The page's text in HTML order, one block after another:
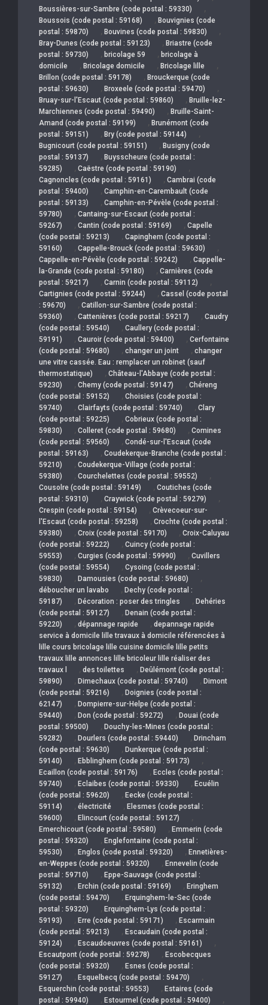
Boussières-sur-Sambre (code postal : 59330) ,
Boussois (code postal : 59168) , Bouvignies (code
postal : 59870)
, Bouvines (code postal : 59830) ,
Bray-Dunes (code postal : 59123) , Briastre (code
postal : 59730)
, bricolage 59 , bricolage à
domicile
, Bricolage domicile , Bricolage lille ,
Brillon (code postal : 59178) , Brouckerque (code
postal : 59630)
, Broxeele (code postal : 59470) ,
Bruay-sur-l'Escaut (code postal : 59860) , Bruille-lez-
Marchiennes (code postal : 59490)
, Bruille-Saint-
Amand (code postal : 59199)
, Brunémont (code
postal : 59151)
, Bry (code postal : 59144) ,
Bugnicourt (code postal : 59151) , Busigny (code
postal : 59137)
, Buysscheure (code postal :
59285)
, Caëstre (code postal : 59190) ,
Cagnoncles (code postal : 59161) , Cambrai (code
postal : 59400)
, Camphin-en-Carembault (code
postal : 59133)
, Camphin-en-Pévèle (code postal :
59780)
, Cantaing-sur-Escaut (code postal :
59267)
, Cantin (code postal : 59169) , Capelle
(code postal : 59213)
, Capinghem (code postal :
59160)
, Cappelle-Brouck (code postal : 59630) ,
Cappelle-en-Pévèle (code postal : 59242) , Cappelle-
la-Grande (code postal : 59180)
, Carnières (code
postal : 59217)
, Carnin (code postal : 59112) ,
Cartignies (code postal : 59244) , Cassel (code postal
: 59670)
, Catillon-sur-Sambre (code postal :
59360)
, Cattenières (code postal : 59217) , Caudry
(code postal : 59540)
, Caullery (code postal :
59191)
, Cauroir (code postal : 59400) , Cerfontaine
(code postal : 59680)
, changer un joint , changer
une vitre cassée. Eau : remplacer un robinet (sauf
thermostatique)
, Château-l'Abbaye (code postal :
59230)
, Chemy (code postal : 59147) , Chéreng
(code postal : 59152)
, Choisies (code postal :
59740)
, Clairfayts (code postal : 59740) , Clary
(code postal : 59225)
, Cobrieux (code postal :
59830)
, Colleret (code postal : 59680) , Comines
(code postal : 59560)
, Condé-sur-l'Escaut (code
postal : 59163)
, Coudekerque-Branche (code postal :
59210)
, Coudekerque-Village (code postal :
59380)
, Courchelettes (code postal : 59552) ,
Cousolre (code postal : 59149) , Coutiches (code
postal : 59310)
, Craywick (code postal : 59279) ,
Crespin (code postal : 59154) , Crèvecoeur-sur-
l'Escaut (code postal : 59258)
, Crochte (code postal :
59380)
, Croix (code postal : 59170) , Croix-Caluyau
(code postal : 59222)
, Cuincy (code postal :
59553)
, Curgies (code postal : 59990) , Cuvillers
(code postal : 59554)
, Cysoing (code postal :
59830)
, Damousies (code postal : 59680) ,
déboucher un lavabo , Dechy (code postal :
59187)
, Décoration : poser des tringles , Dehéries
(code postal : 59127)
, Denain (code postal :
59220)
, dépannage rapide , depannage rapide
service à domicile lille travaux à domicile référencées à
lille cours bricolage lille cuisine domicile lille petits
travaux lille annonces lille bricoleur lille réaliser des
travaux l
, des toilettes , Deûlémont (code postal :
59890)
, Dimechaux (code postal : 59740) , Dimont
(code postal : 59216)
, Doignies (code postal :
62147)
, Dompierre-sur-Helpe (code postal :
59440)
, Don (code postal : 59272) , Douai (code
postal : 59500)
, Douchy-les-Mines (code postal :
59282)
, Dourlers (code postal : 59440) , Drincham
(code postal : 59630)
, Dunkerque (code postal :
59140)
, Ebblinghem (code postal : 59173) ,
Ecaillon (code postal : 59176) , Eccles (code postal :
59740)
, Eclaibes (code postal : 59330) , Ecuélin
(code postal : 59620)
, Eecke (code postal :
59114)
, électricité , Elesmes (code postal :
59600)
, Elincourt (code postal : 59127) ,
Emerchicourt (code postal : 59580) , Emmerin (code
postal : 59320)
, Englefontaine (code postal :
59530)
, Englos (code postal : 59320) , Ennetières-
en-Weppes (code postal : 59320)
, Ennevelin (code
postal : 59710)
, Eppe-Sauvage (code postal :
59132)
, Erchin (code postal : 59169) , Eringhem
(code postal : 59470)
, Erquinghem-le-Sec (code
postal : 59320)
, Erquinghem-Lys (code postal :
59193)
, Erre (code postal : 59171) , Escarmain
(code postal : 59213)
, Escaudain (code postal :
59124)
, Escaudoeuvres (code postal : 59161) ,
Escautpont (code postal : 59278) , Escobecques
(code postal : 59320)
, Esnes (code postal :
59127)
, Esquelbecq (code postal : 59470) ,
Esquerchin (code postal : 59553) , Estaires (code
postal : 59940)
, Estourmel (code postal : 59400) ,